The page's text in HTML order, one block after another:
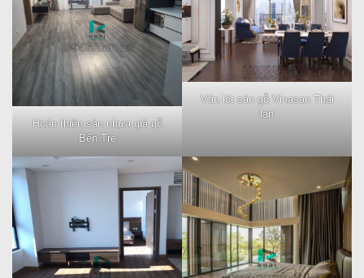
Hoàn thiện sàn nhựa giả gỗ
Bến Tre
Ván lót sàn gỗ Vinasan Thái
lan